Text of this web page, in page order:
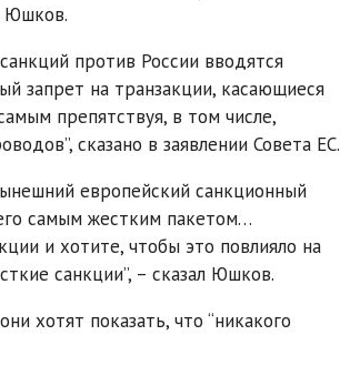
Юшков.
против России вводятся
запрет на транзакции, касающиеся
препятствуя, в том числе,
сказано в заявлении Совета ЕС.
европейский санкционный
самым жестким пакетом…
и хотите, чтобы это повлияло на
санкции”, – сказал Юшков.
хотят показать, что “никакого